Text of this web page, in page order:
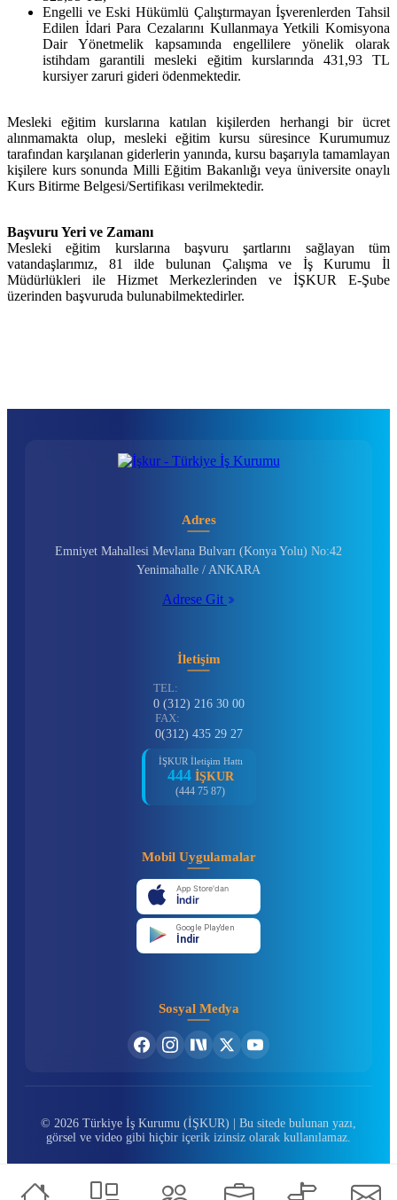
Engelli ve Eski Hükümlü Çalıştırmayan İşverenlerden Tahsil
Edilen İdari Para Cezalarını Kullanmaya Yetkili Komisyona
Dair Yönetmelik kapsamında engellilere yönelik olarak
istihdam garantili mesleki eğitim kurslarında 431,93 TL
kursiyer zaruri gideri ödenmektedir.
Mesleki eğitim kurslarına katılan kişilerden herhangi bir ücret
alınmamakta olup, mesleki eğitim kursu süresince Kurumumuz
tarafından karşılanan giderlerin yanında, kursu başarıyla tamamlayan
kişilere kurs sonunda Milli Eğitim Bakanlığı veya üniversite onaylı
Kurs Bitirme Belgesi/Sertifikası verilmektedir.
Başvuru Yeri ve Zamanı
Mesleki eğitim kurslarına başvuru şartlarını sağlayan tüm
vatandaşlarımız, 81 ilde bulunan Çalışma ve İş Kurumu İl
Müdürlükleri ile Hizmet Merkezlerinden ve İŞKUR E-Şube
üzerinden başvuruda bulunabilmektedirler.
Adres
Emniyet Mahallesi Mevlana Bulvarı (Konya Yolu) No:42
Yenimahalle / ANKARA
Adrese Git
İletişim
TEL:
0 (312) 216 30 00
FAX:
0(312) 435 29 27
İŞKUR İletişim Hattı
444 İŞKUR
(444 75 87)
Mobil Uygulamalar
App Store'dan
İndir
Google Play'den
İndir
Sosyal Medya
© 2026 Türkiye İş Kurumu (İŞKUR) | Bu sitede bulunan yazı,
görsel ve video gibi hiçbir içerik izinsiz olarak kullanılamaz.